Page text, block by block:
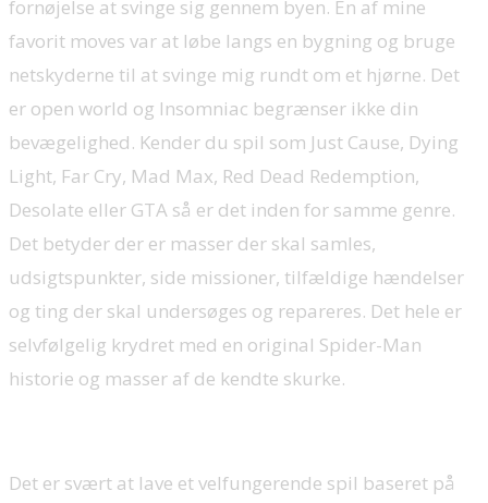
fornøjelse at svinge sig gennem byen. En af mine
favorit moves var at løbe langs en bygning og bruge
netskyderne til at svinge mig rundt om et hjørne. Det
er open world og Insomniac begrænser ikke din
bevægelighed. Kender du spil som Just Cause, Dying
Light, Far Cry, Mad Max, Red Dead Redemption,
Desolate eller GTA så er det inden for samme genre.
Det betyder der er masser der skal samles,
udsigtspunkter, side missioner, tilfældige hændelser
og ting der skal undersøges og repareres. Det hele er
selvfølgelig krydret med en original Spider-Man
historie og masser af de kendte skurke.
Det er svært at lave et velfungerende spil baseret på